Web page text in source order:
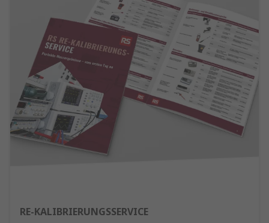
RE-KALIBRIERUNGSSERVICE